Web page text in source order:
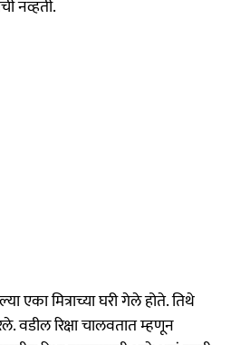
नव्हती.
एका मित्राच्या घरी गेले होते. तिथे
वडील रिक्षा चालवतात म्हणून